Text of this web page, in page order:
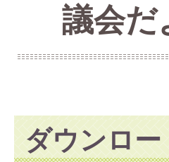
議会だ
ダウンロー